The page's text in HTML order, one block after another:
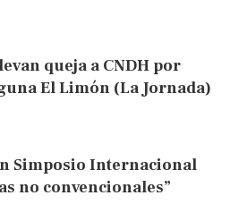
queja a CNDH por
El Limón (La Jornada)
Simposio Internacional
no convencionales”